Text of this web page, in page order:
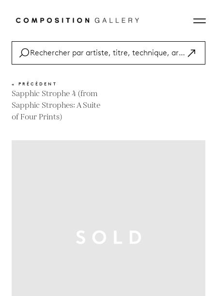
« PRÉCÉDENT
Sapphic Strophe 4 (from
Sapphic Strophes: A Suite
of Four Prints)